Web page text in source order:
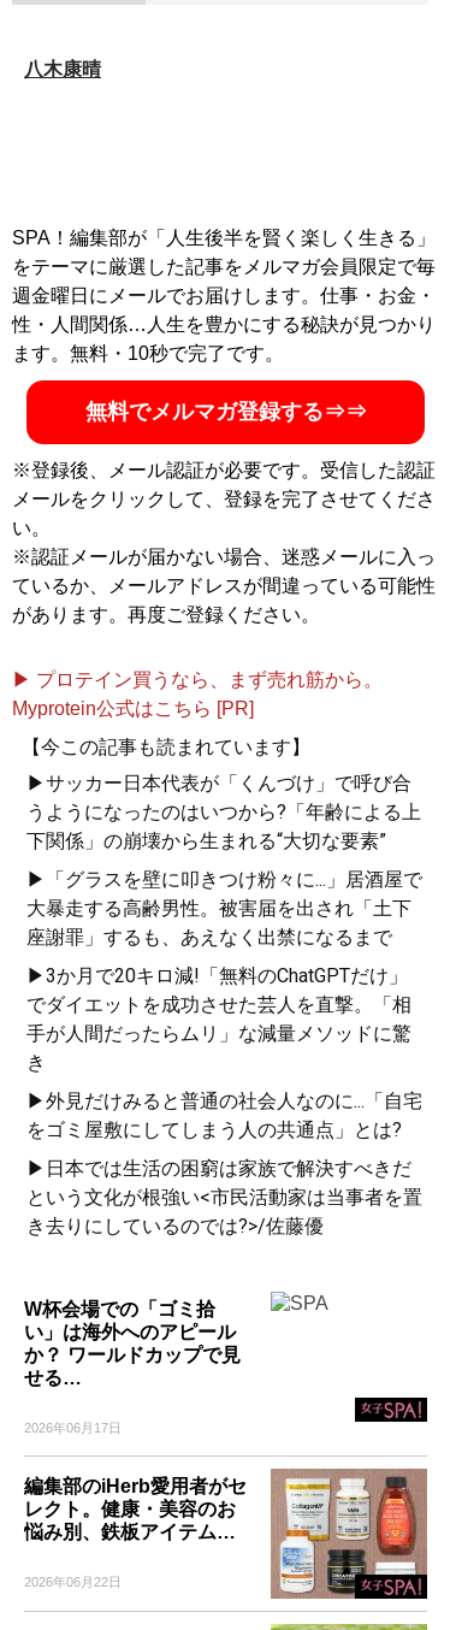
八木康晴
SPA！編集部が「人生後半を賢く楽しく生きる」
をテーマに厳選した記事をメルマガ会員限定で毎
週金曜日にメールでお届けします。仕事・お金・
性・人間関係…人生を豊かにする秘訣が見つかり
ます。無料・10秒で完了です。
無料でメルマガ登録する⇒⇒
※登録後、メール認証が必要です。受信した認証
メールをクリックして、登録を完了させてくださ
い。
※認証メールが届かない場合、迷惑メールに入っ
ているか、メールアドレスが間違っている可能性
があります。再度ご登録ください。
▶ プロテイン買うなら、まず売れ筋から。
Myprotein公式はこちら [PR]
【今この記事も読まれています】
▶サッカー日本代表が「くんづけ」で呼び合
うようになったのはいつから?「年齢による上
下関係」の崩壊から生まれる“大切な要素”
▶「グラスを壁に叩きつけ粉々に...」居酒屋で
大暴走する高齢男性。被害届を出され「土下
座謝罪」するも、あえなく出禁になるまで
▶3か月で20キロ減!「無料のChatGPTだけ」
でダイエットを成功させた芸人を直撃。「相
手が人間だったらムリ」な減量メソッドに驚
き
▶外見だけみると普通の社会人なのに...「自宅
をゴミ屋敷にしてしまう人の共通点」とは?
▶日本では生活の困窮は家族で解決すべきだ
という文化が根強い<市民活動家は当事者を置
き去りにしているのでは?>/佐藤優
W杯会場での「ゴミ拾
い」は海外へのアピール
か？ ワールドカップで見
せる…
2026年06月17日
編集部のiHerb愛用者がセ
レクト。健康・美容のお
悩み別、鉄板アイテム…
2026年06月22日